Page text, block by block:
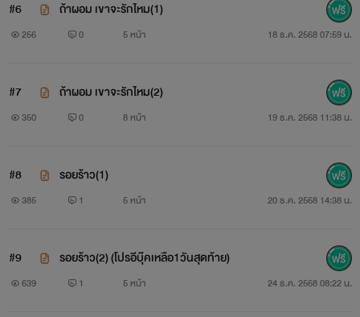
#6 ถ้าผอม เขาจะรักไหม(1)
256 0 5 หน้า 18 ธ.ค. 2568 07:59 น.
#7 ถ้าผอม เขาจะรักไหม(2)
350 0 8 หน้า 19 ธ.ค. 2568 11:38 น.
#8 รอยร้าว(1)
385 1 5 หน้า 20 ธ.ค. 2568 14:38 น.
#9 รอยร้าว(2) (โปรอีบุ๊คเหลือ1วันสุดท้าย)
639 1 5 หน้า 24 ธ.ค. 2568 08:22 น.